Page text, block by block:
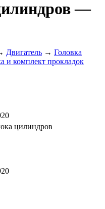
—
Двигатель → Головка
и комплект прокладок
цилиндров